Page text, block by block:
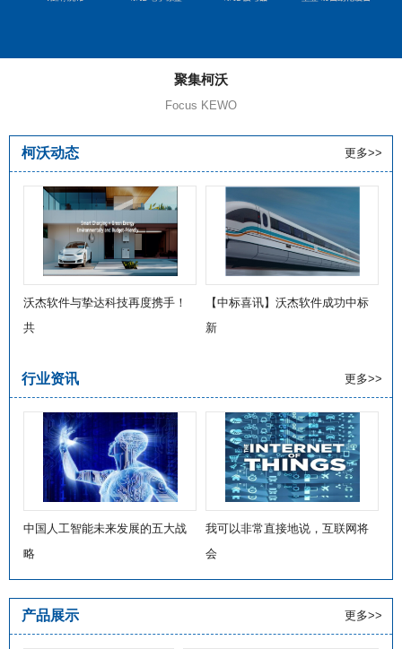
聚集柯沃
Focus KEWO
柯沃动态 更多>>
沃杰软件与挚达科技再度携手！
共
【中标喜讯】沃杰软件成功中标
新
行业资讯 更多>>
中国人工智能未来发展的五大战
略
我可以非常直接地说，互联网将
会
产品展示 更多>>